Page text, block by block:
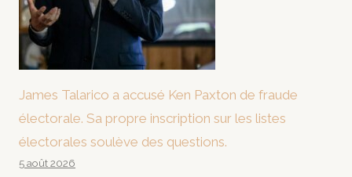
James Talarico a accusé Ken Paxton de fraude
électorale. Sa propre inscription sur les listes
électorales soulève des questions.
5 août 2026